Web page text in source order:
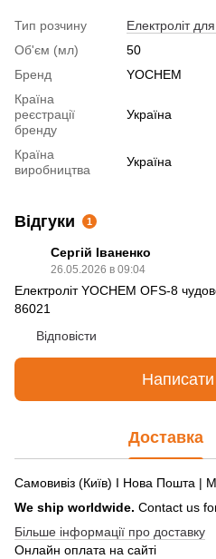
Тип розчину
Електроліт
Об'єм (мл)
50
Бренд
YOCHEM
Країна
реєстрації
бренду
Україна
Країна
виробництва
Україна
Відгуки 1
Сергій Іваненко
26.05.2026 в 09:04
Електроліт YOCHEM OFS-8
86021
Відповісти
Написати
Доставка
Самовивіз (Київ) І Нова Пошта |
We ship worldwide. Contact us
Більше інформації про доставку
Онлайн оплата на сайті